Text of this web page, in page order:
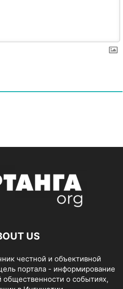
US
честной и объективной
портала - информирование
общественности о событиях,